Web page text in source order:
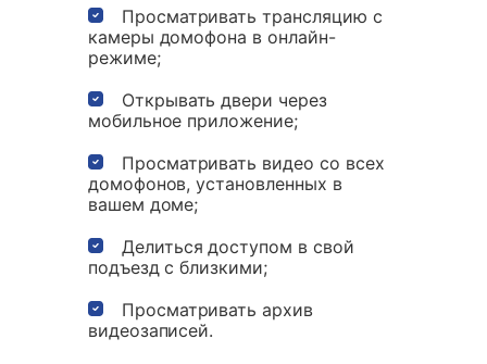
Просматривать трансляцию с
камеры домофона в онлайн-
режиме;
Открывать двери через
мобильное приложение;
Просматривать видео со всех
домофонов, установленных в
вашем доме;
Делиться доступом в свой
подъезд с близкими;
Просматривать архив
видеозаписей.